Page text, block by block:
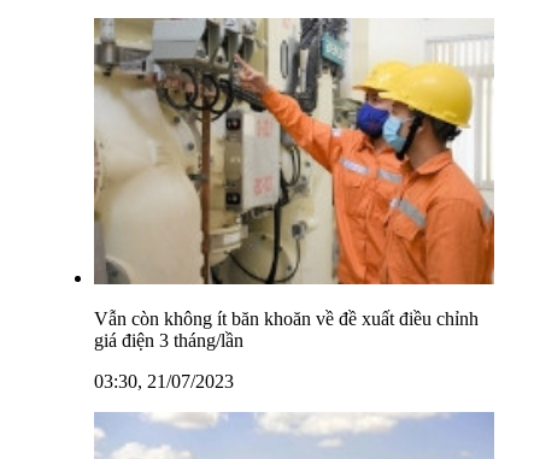
Vẫn còn không ít băn khoăn về đề xuất điều chỉnh
giá điện 3 tháng/lần
03:30, 21/07/2023